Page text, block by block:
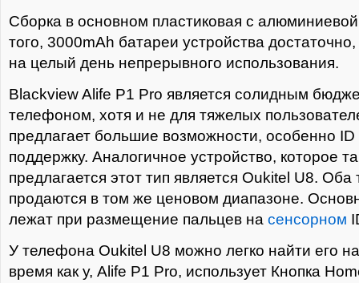
Сборка в основном пластиковая с
того, 3000mAh батареи устройства
на целый день непрерывного использования.
Blackview Alife Р1 Pro является солидным
телефоном, хотя и не для тяжелых
предлагает большие возможности, особенно ID
поддержку. Аналогичное устройство, которое
предлагается этот тип является Oukitel U8.
продаются в том же ценовом диапазоне.
лежат при размещение пальцев на сенсорном
У телефона Oukitel U8 можно легко найти его
время как у, Alife Р1 Pro, использует Кнопка